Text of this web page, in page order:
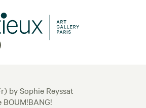
by Sophie Reyssat
BOUM!BANG!